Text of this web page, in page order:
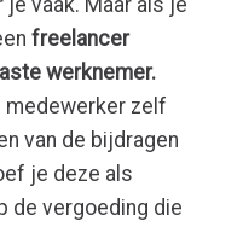
freelancer
werknemer.
medewerker zelf
van de bijdragen
je deze als
de vergoeding die